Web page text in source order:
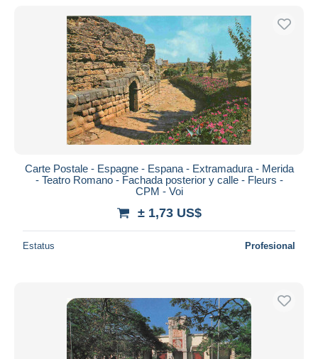
Carte Postale - Espagne - Espana - Extramadura - Merida
- Teatro Romano - Fachada posterior y calle - Fleurs -
CPM - Voi
± 1,73 US$
Estatus Profesional